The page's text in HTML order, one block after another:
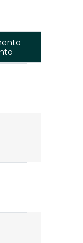
Plan Anual de
Plan Anual de
Plan Anual de
Plan Anual de